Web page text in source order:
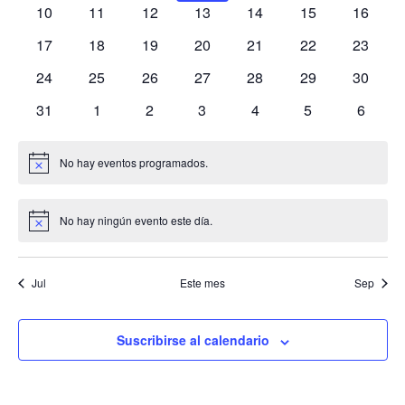
0
10
0
11
0
12
0
13
0
14
0
15
0
16
0
17
0
18
0
19
0
20
0
21
0
22
0
23
0
24
0
25
0
26
0
27
0
28
0
29
0
30
0
31
0
1
0
2
0
3
0
4
0
5
0
6
Aviso No hay eventos programados.
Aviso No hay ningún evento este día.
Jul Este mes Sep
Suscribirse al calendario